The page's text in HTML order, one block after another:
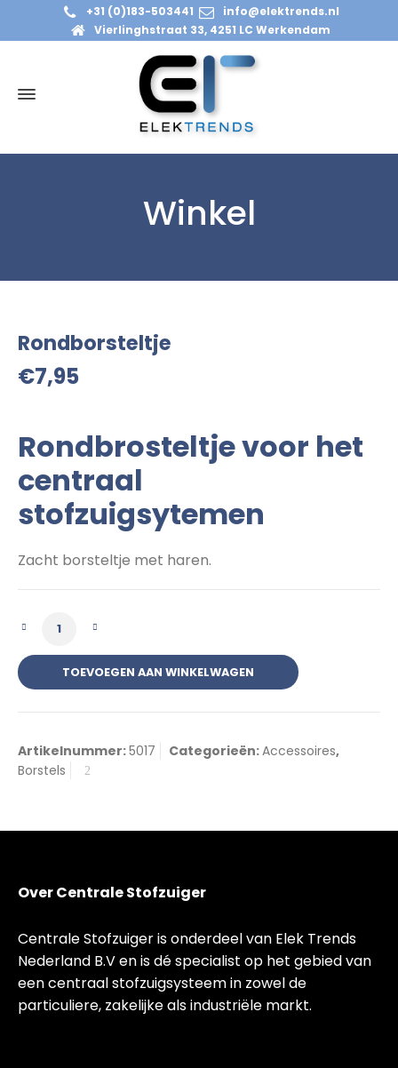
+31 (0)183-503441
info@elektrends.nl
Vierlinghstraat 33, 4251 LC Werkendam
Winkel
Rondborsteltje
€7,95
Rondbrosteltje voor het
centraal
stofzuigsytemen
Zacht borsteltje met haren.
Rondborsteltje aantal
TOEVOEGEN AAN WINKELWAGEN
Artikelnummer:5017 Categorieën:Accessoires,
Borstels
Over Centrale Stofzuiger
Centrale Stofzuiger is onderdeel van Elek Trends
Nederland B.V en is dé specialist op het gebied van
een centraal stofzuigsysteem in zowel de
particuliere, zakelijke als industriële markt.